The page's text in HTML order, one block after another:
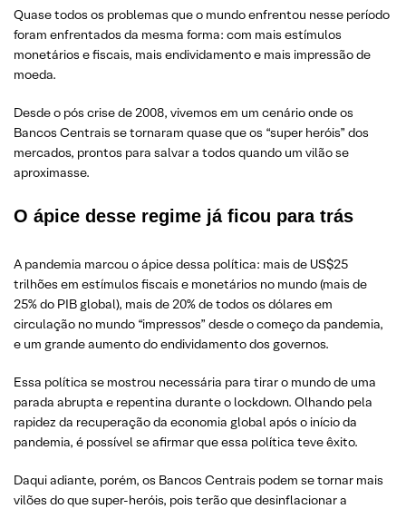
Quase todos os problemas que o mundo enfrentou nesse período
foram enfrentados da mesma forma: com mais estímulos
monetários e fiscais, mais endividamento e mais impressão de
moeda.
Desde o pós crise de 2008, vivemos em um cenário onde os
Bancos Centrais se tornaram quase que os “super heróis” dos
mercados, prontos para salvar a todos quando um vilão se
aproximasse.
O ápice desse regime já ficou para trás
A pandemia marcou o ápice dessa política: mais de US$25
trilhões em estímulos fiscais e monetários no mundo (mais de
25% do PIB global), mais de 20% de todos os dólares em
circulação no mundo “impressos” desde o começo da pandemia,
e um grande aumento do endividamento dos governos.
Essa política se mostrou necessária para tirar o mundo de uma
parada abrupta e repentina durante o lockdown. Olhando pela
rapidez da recuperação da economia global após o início da
pandemia, é possível se afirmar que essa política teve êxito.
Daqui adiante, porém, os Bancos Centrais podem se tornar mais
vilões do que super-heróis, pois terão que desinflacionar a